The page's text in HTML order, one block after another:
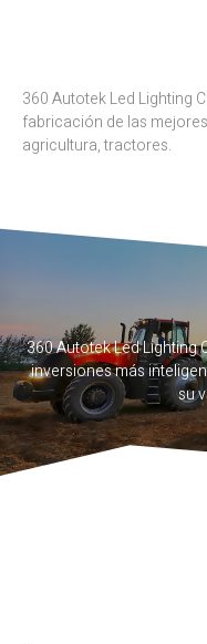
360 Autotek Led Lighting
fabricación de las
agricultura, tractores.
360 Autotek Led Lighting
inversiones más
su